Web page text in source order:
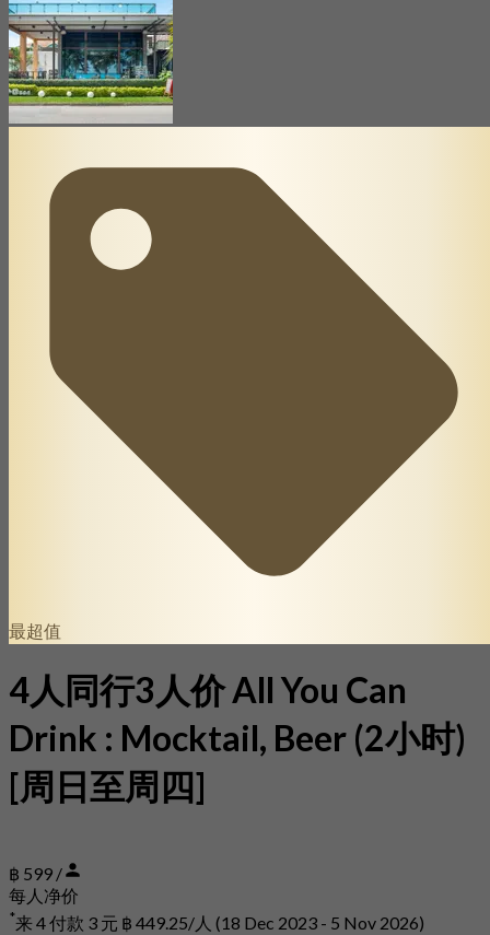
最超值
4人同行3人价 All You Can
Drink : Mocktail, Beer (2小时)
[周日至周四]
฿ 599 /
每人净价
*来 4 付款 3 元 ฿ 449.25/人 (18 Dec 2023 - 5 Nov 2026)